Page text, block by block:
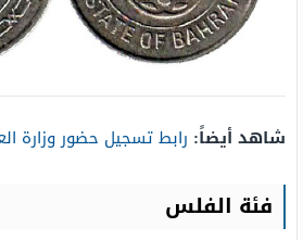
شاهد أيضاً: رابط تسجيل حضور وزارة
فئة الفلس